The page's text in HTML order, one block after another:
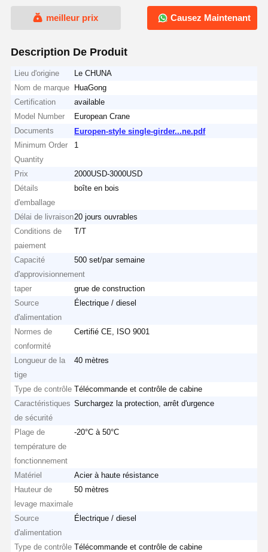
meilleur prix Causez Maintenant
Description De Produit
Lieu d'origine
Le CHUNA
Nom de marque
HuaGong
Certification
available
Model Number
European Crane
Documents
Europen-style single-girder...ne.pdf
Minimum Order
Quantity
1
Prix
2000USD-3000USD
Détails
d'emballage
boîte en bois
Délai de livraison20 jours ouvrables
Conditions de
paiement
T/T
Capacité
d'approvisionnement
500 set/par semaine
taper
grue de construction
Source
d'alimentation
Électrique / diesel
Normes de
conformité
Certifié CE, ISO 9001
Longueur de la
tige
40 mètres
Type de contrôle Télécommande et contrôle de cabine
Caractéristiques
de sécurité
Surchargez la protection, arrêt d'urgence
Plage de
température de
fonctionnement
-20°C à 50°C
Matériel
Acier à haute résistance
Hauteur de
levage maximale
50 mètres
Source
d'alimentation
Électrique / diesel
Type de contrôle Télécommande et contrôle de cabine